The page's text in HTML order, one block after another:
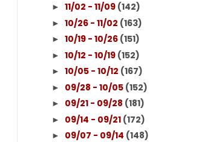
►11/02 - 11/09 (142)
►10/26 - 11/02 (163)
►10/19 - 10/26 (151)
►10/12 - 10/19 (152)
►10/05 - 10/12 (167)
► 09/28 - 10/05 (152)
► 09/21 - 09/28 (181)
► 09/14 - 09/21 (172)
► 09/07 - 09/14 (148)